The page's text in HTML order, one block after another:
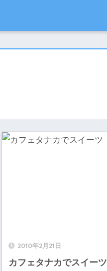
2010年2月21日
カフェタナカでスイーツ